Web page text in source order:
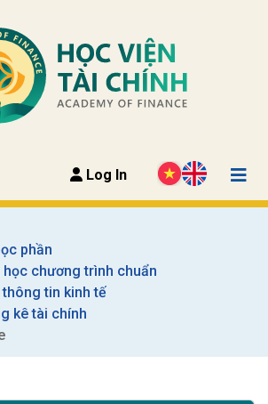
Log In
phần
chương trình chuẩn
tin kinh tế
kê tài chính